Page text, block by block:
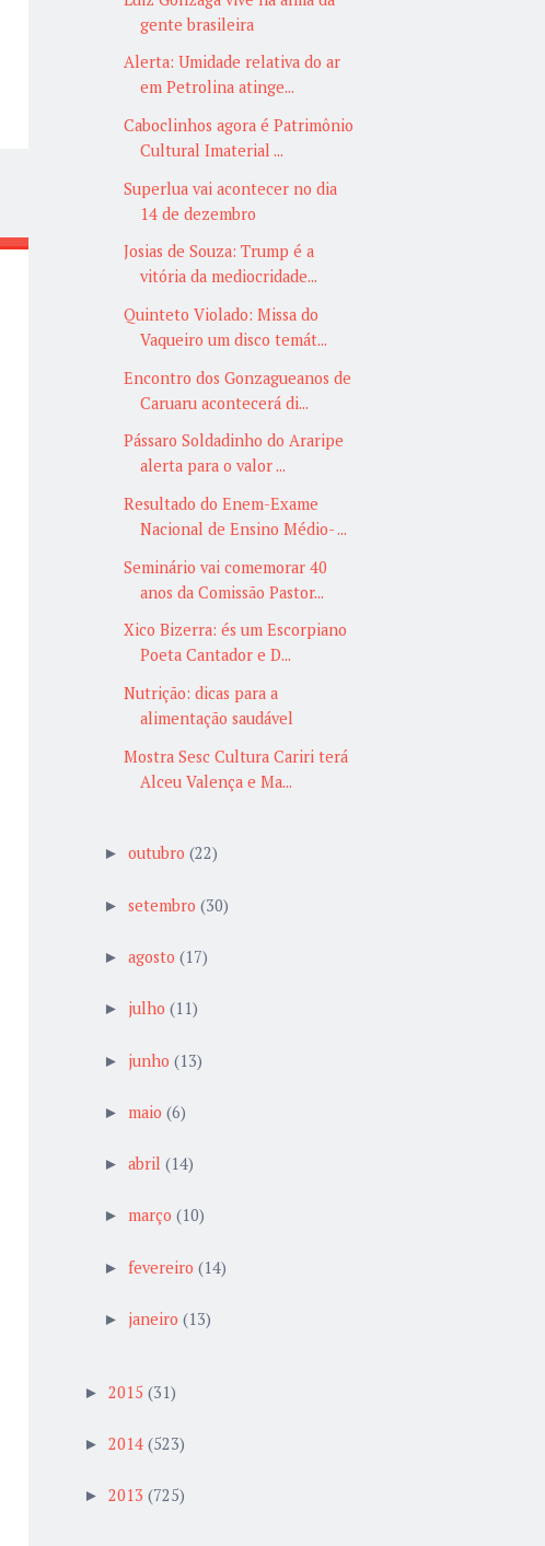
gente brasileira
Alerta: Umidade relativa do ar
em Petrolina atinge...
Caboclinhos agora é Patrimônio
Cultural Imaterial ...
Superlua vai acontecer no dia
14 de dezembro
Josias de Souza: Trump é a
vitória da mediocridade...
Quinteto Violado: Missa do
Vaqueiro um disco temát...
Encontro dos Gonzagueanos de
Caruaru acontecerá di...
Pássaro Soldadinho do Araripe
alerta para o valor ...
Resultado do Enem-Exame
Nacional de Ensino Médio- ...
Seminário vai comemorar 40
anos da Comissão Pastor...
Xico Bizerra: és um Escorpiano
Poeta Cantador e D...
Nutrição: dicas para a
alimentação saudável
Mostra Sesc Cultura Cariri terá
Alceu Valença e Ma...
► outubro (22)
► setembro (30)
► agosto (17)
► julho (11)
► junho (13)
► maio (6)
► abril (14)
► março (10)
► fevereiro (14)
► janeiro (13)
► 2015 (31)
► 2014 (523)
► 2013 (725)